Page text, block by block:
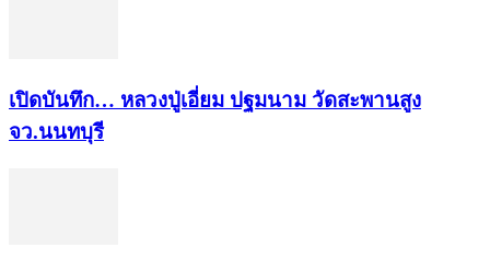
เปิดบันทึก… หลวงปู่เอี่ยม ​ปฐม​นาม​ วัดสะพานสูง​
จว.นนทบุรี